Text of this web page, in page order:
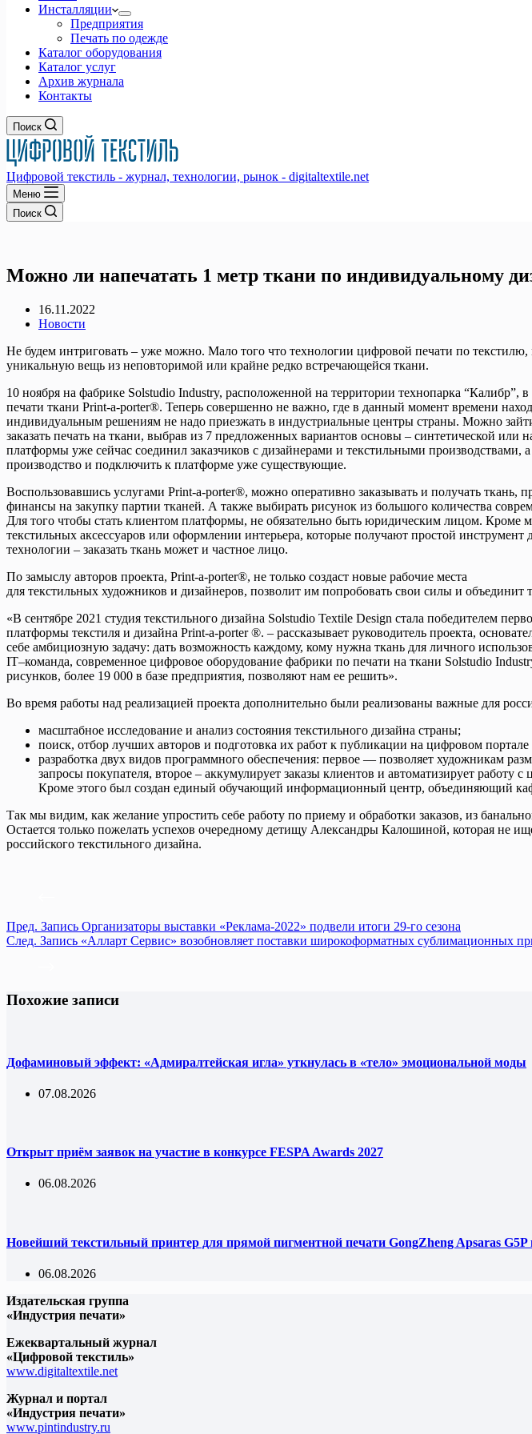
Инсталляции
Предприятия
Печать по одежде
Каталог оборудования
Каталог услуг
Архив журнала
Контакты
Поиск
Цифровой текстиль - журнал, технологии, рынок - digitaltextile.net
Меню
Поиск
Можно ли напечатать 1 метр ткани по индивидуальному
16.11.2022
Новости
Не будем интриговать – уже можно. Мало того что технологии цифровой печати по
уникальную вещь из неповторимой или крайне редко встречающейся ткани.
10 ноября на фабрике Solstudio Industry, расположенной на территории технопарка
печати ткани Print-a-porter®. Теперь совершенно не важно, где в данный момент времени
индивидуальным решениям не надо приезжать в индустриальные центры страны. Можно
заказать печать на ткани, выбрав из 7 предложенных вариантов основы – синтетической
платформы уже сейчас соединил заказчиков с дизайнерами и текстильными
производство и подключить к платформе уже существующие.
Воспользовавшись услугами Print-a-porter®, можно оперативно заказывать и получать ткань,
финансы на закупку партии тканей. А также выбирать рисунок из большого количества
Для того чтобы стать клиентом платформы, не обязательно быть юридическим лицом.
текстильных аксессуаров или оформлении интерьера, которые получают простой
технологии – заказать ткань может и частное лицо.
По замыслу авторов проекта, Print-a-porter®, не только создаст новые рабочие места
для текстильных художников и дизайнеров, позволит им попробовать свои силы и
«В сентябре 2021 студия текстильного дизайна Solstudio Textile Design стала победителем
платформы текстиля и дизайна Print-a-porter ®. – рассказывает руководитель проекта,
себе амбициозную задачу: дать возможность каждому, кому нужна ткань для личного
IT–команда, современное цифровое оборудование фабрики по печати на ткани Solstudio
рисунков, более 19 000 в базе предприятия, позволяют нам ее решить».
Во время работы над реализацией проекта дополнительно были реализованы важные для
масштабное исследование и анализ состояния текстильного дизайна страны;
поиск, отбор лучших авторов и подготовка их работ к публикации на цифровом
разработка двух видов программного обеспечения: первое — позволяет художникам
запросы покупателя, второе – аккумулирует заказы клиентов и автоматизирует
Кроме этого был создан единый обучающий информационный центр, объединяющий
Так мы видим, как желание упростить себе работу по приему и обработки заказов, из
Остается только пожелать успехов очередному детищу Александры Калошиной, которая не
российского текстильного дизайна.
Пред. Запись Организаторы выставки «Реклама-2022» подвели итоги 29-го сезона
След. Запись «Алларт Сервис» возобновляет поставки широкоформатных сублимационных
Похожие записи
Дофаминовый эффект: «Адмиралтейская игла» уткнулась в «тело» эмоциональной моды
07.08.2026
Открыт приём заявок на участие в конкурсе FESPA Awards 2027
06.08.2026
Новейший текстильный принтер для прямой пигментной печати GongZheng Apsaras
06.08.2026
Издательская группа
«Индустрия печати»
Ежеквартальный журнал
«Цифровой текстиль»
www.digitaltextile.net
Журнал и портал
«Индустрия печати»
www.pintindustry.ru